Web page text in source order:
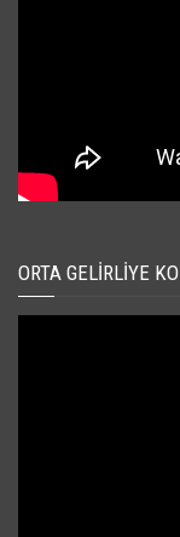
ORTA GELIRLIYE